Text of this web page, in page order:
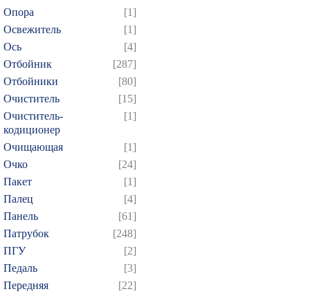
Опора
[1]
Освежитель
[1]
Ось
[4]
Отбойник
[287]
Отбойники
[80]
Очиститель
[15]
Очиститель-
кодиционер
[1]
Очищающая
[1]
Очко
[24]
Пакет
[1]
Палец
[4]
Панель
[61]
Патрубок
[248]
ПГУ
[2]
Педаль
[3]
Передняя
[22]